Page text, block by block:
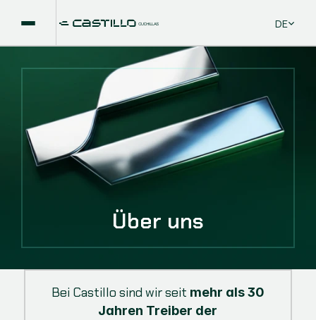
Select
DE
Bei Castillo sind wir seit mehr als 30
Jahren Treiber der
Über uns